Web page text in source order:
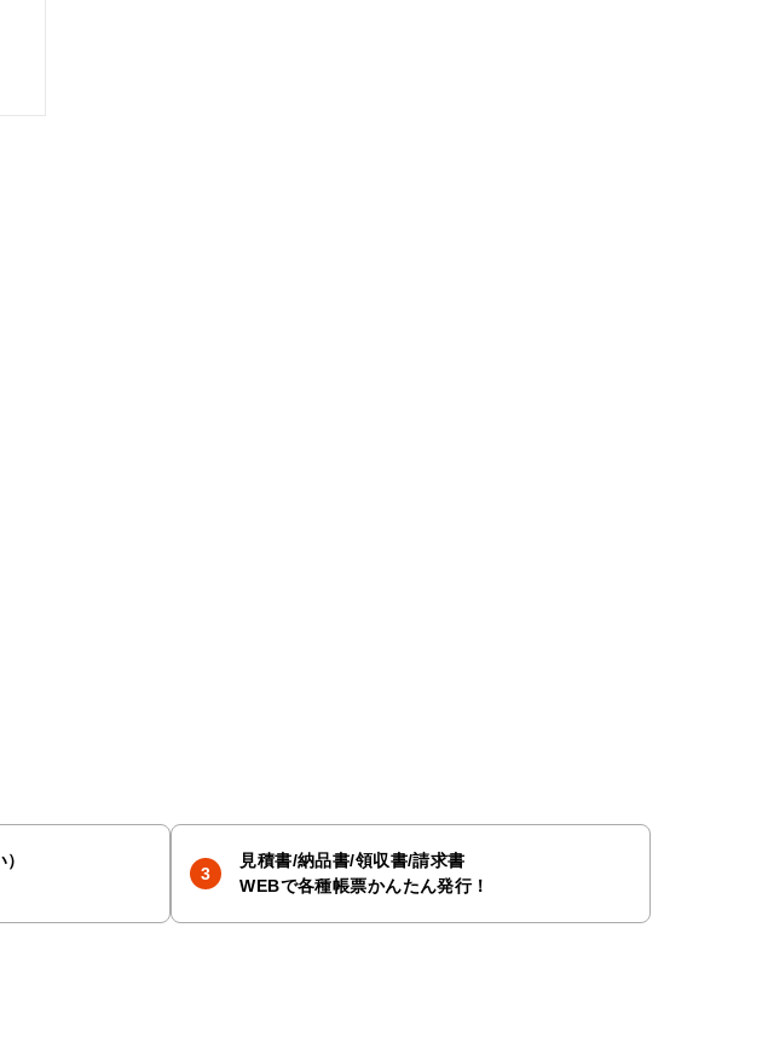
見積書/納品書/領収書/請求書
WEBで各種帳票かんたん発行！